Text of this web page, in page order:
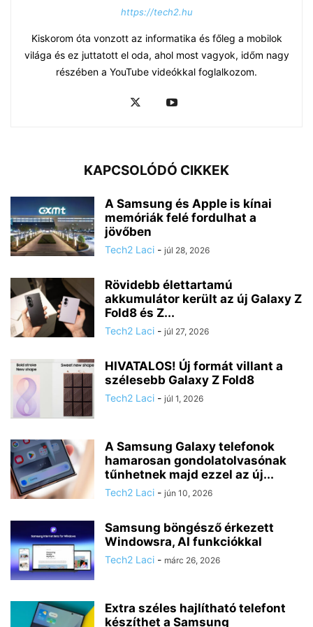
https://tech2.hu
Kiskorom óta vonzott az informatika és főleg a mobilok
világa és ez juttatott el oda, ahol most vagyok, időm nagy
részében a YouTube videókkal foglalkozom.
KAPCSOLÓDÓ CIKKEK
A Samsung és Apple is kínai
memóriák felé fordulhat a
jövőben
Tech2 Laci - júl 28, 2026
Rövidebb élettartamú
akkumulátor került az új Galaxy Z
Fold8 és Z...
Tech2 Laci - júl 27, 2026
HIVATALOS! Új formát villant a
szélesebb Galaxy Z Fold8
Tech2 Laci - júl 1, 2026
A Samsung Galaxy telefonok
hamarosan gondolatolvasónak
tűnhetnek majd ezzel az új...
Tech2 Laci - jún 10, 2026
Samsung böngésző érkezett
Windowsra, AI funkciókkal
Tech2 Laci - márc 26, 2026
Extra széles hajlítható telefont
készíthet a Samsung